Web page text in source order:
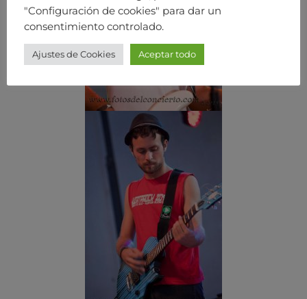
"Configuración de cookies" para dar un
consentimiento controlado.
Ajustes de Cookies Aceptar todo